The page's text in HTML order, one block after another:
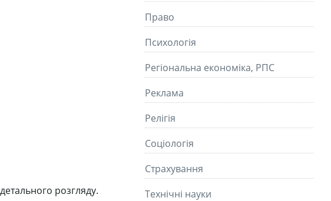
розгляду.
Право
Психологія
Регіональна економіка, РПС
Реклама
Релігія
Соціологія
Страхування
Технічні науки